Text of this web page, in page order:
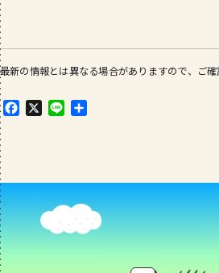
最新の情報とは異なる場合がありますので、ご確
F
o
o
k
X
L